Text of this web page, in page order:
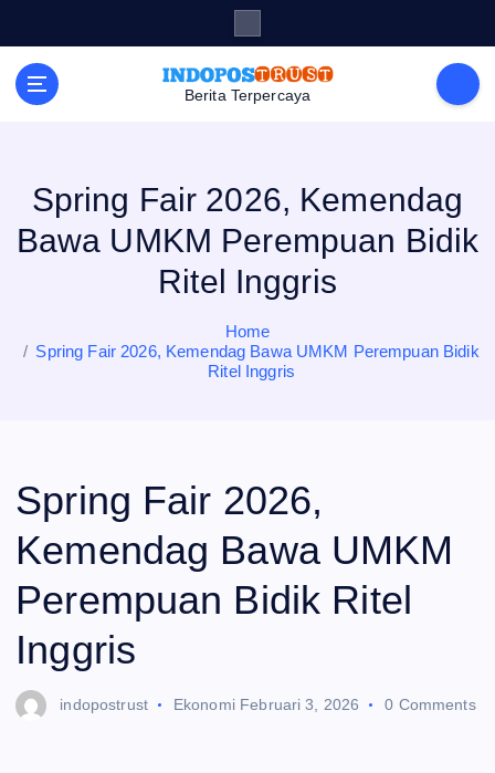
i
Berita Terpercaya
Spring Fair 2026, Kemendag
Bawa UMKM Perempuan Bidik
Ritel Inggris
Home
Spring Fair 2026, Kemendag Bawa UMKM Perempuan Bidik
Ritel Inggris
Spring Fair 2026,
Kemendag Bawa UMKM
Perempuan Bidik Ritel
Inggris
indopostrust Ekonomi Februari 3, 2026 0 Comments